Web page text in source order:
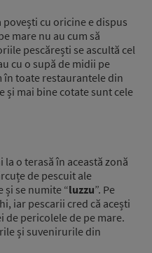
cu oricine e dispus
mare nu au cum să
pescărești se ascultă cel
cu o supă de midii pe
în toate restaurantele din
și mai bine cotate sunt cele
o terasă în această zonă
de pescuit ale
se numite “luzzu”. Pe
iar pescarii cred că acești
de pericolele de pe mare.
și suvenirurile din